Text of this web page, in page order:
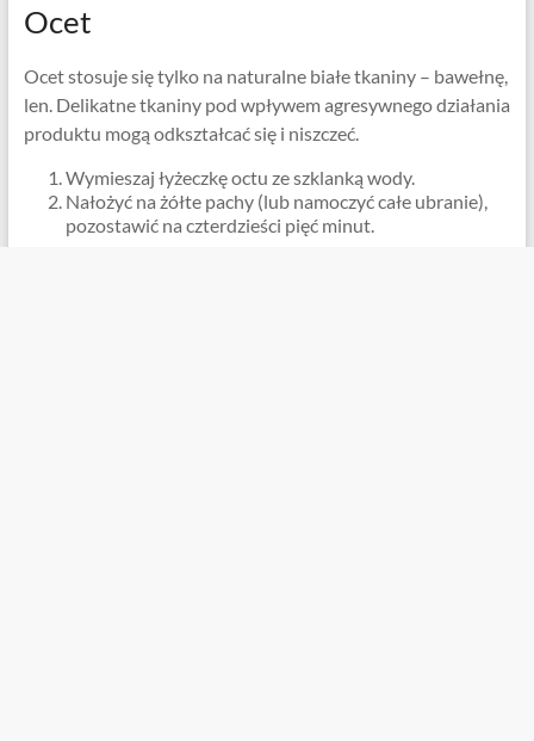
Ocet
Ocet stosuje się tylko na naturalne białe tkaniny – bawełnę,
len. Delikatne tkaniny pod wpływem agresywnego działania
produktu mogą odkształcać się i niszczeć.
Wymieszaj łyżeczkę octu ze szklanką wody.
Nałożyć na żółte pachy (lub namoczyć całe ubranie),
pozostawić na czterdzieści pięć minut.